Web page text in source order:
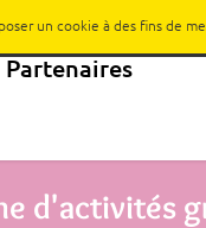
Partenaires
d'activités
un cookie à des fins de